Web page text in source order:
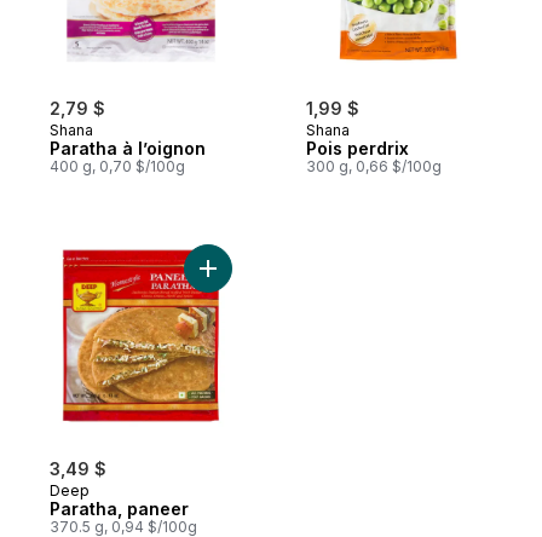
2,79 $
Shana
Paratha à l’oignon
400 g, 0,70 $/100g
1,99 $
Shana
Pois perdrix
300 g, 0,66 $/100g
3,49 $
Deep
Paratha, paneer
370.5 g, 0,94 $/100g
Ajouter Paratha, paneer au panier